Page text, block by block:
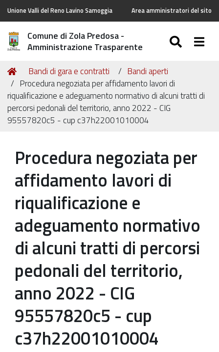
Unione Valli del Reno Lavino Samoggia Area amministratori del sito
Comune di Zola Predosa -
Amministrazione Trasparente
Tu
sei
qui:
Home
Bandi di gara e contratti
Bandi aperti
Procedura negoziata per affidamento lavori di
riqualificazione e adeguamento normativo di alcuni tratti di
percorsi pedonali del territorio, anno 2022 - CIG
95557820c5 - cup c37h22001010004
Procedura negoziata per
affidamento lavori di
riqualificazione e
adeguamento normativo
di alcuni tratti di percorsi
pedonali del territorio,
anno 2022 - CIG
95557820c5 - cup
c37h22001010004